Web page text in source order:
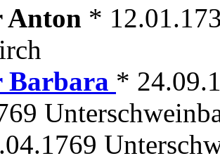
Anton *
Barbara *